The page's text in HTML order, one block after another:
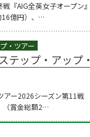
『AIG全英女子オープン』
16億円）、…
ップ・アップ・
アー2026シーズン第11戦
（賞金総額2…